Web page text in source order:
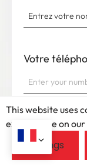
Votre
Votre e-mail
This website uses
exprerience on